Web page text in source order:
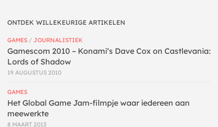
ONTDEK WILLEKEURIGE ARTIKELEN
GAMES / JOURNALISTIEK
Gamescom 2010 – Konami’s Dave Cox on Castlevania:
Lords of Shadow
19 AUGUSTUS 2010
GAMES
Het Global Game Jam-filmpje waar iedereen aan
meewerkte
8 MAART 2013